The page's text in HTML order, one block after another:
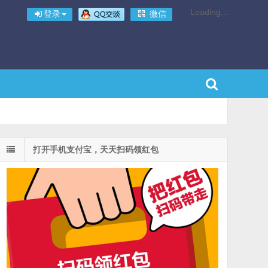
登录 微信 Loading...
打开手机支付宝，天天扫码领红包